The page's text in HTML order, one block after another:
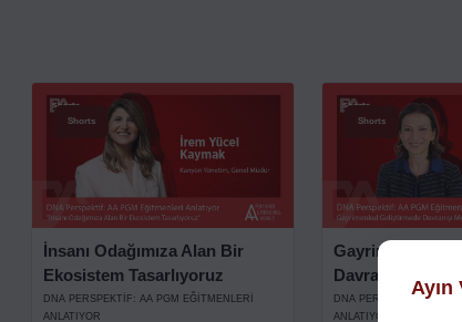
Shorts
İnsanı Odağımıza Alan Bir
Ekosistem Tasarlıyoruz
DNA PERSPEKTIF: AA PGM EĞITMENLERI
ANLATIYOR
Shorts
Gayrimenkul
Davranışı
DNA PERSPEKTIF: AA
ANLATIYOR
Ayın